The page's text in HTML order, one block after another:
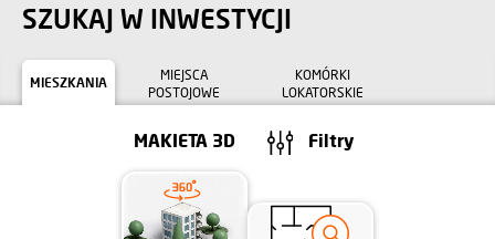
SZUKAJ W INWESTYCJI
MIESZKANIA
MIEJSCA
POSTOJOWE
KOMÓRKI
LOKATORSKIE
MAKIETA 3D Filtry